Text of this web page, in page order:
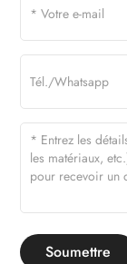
Soumettre